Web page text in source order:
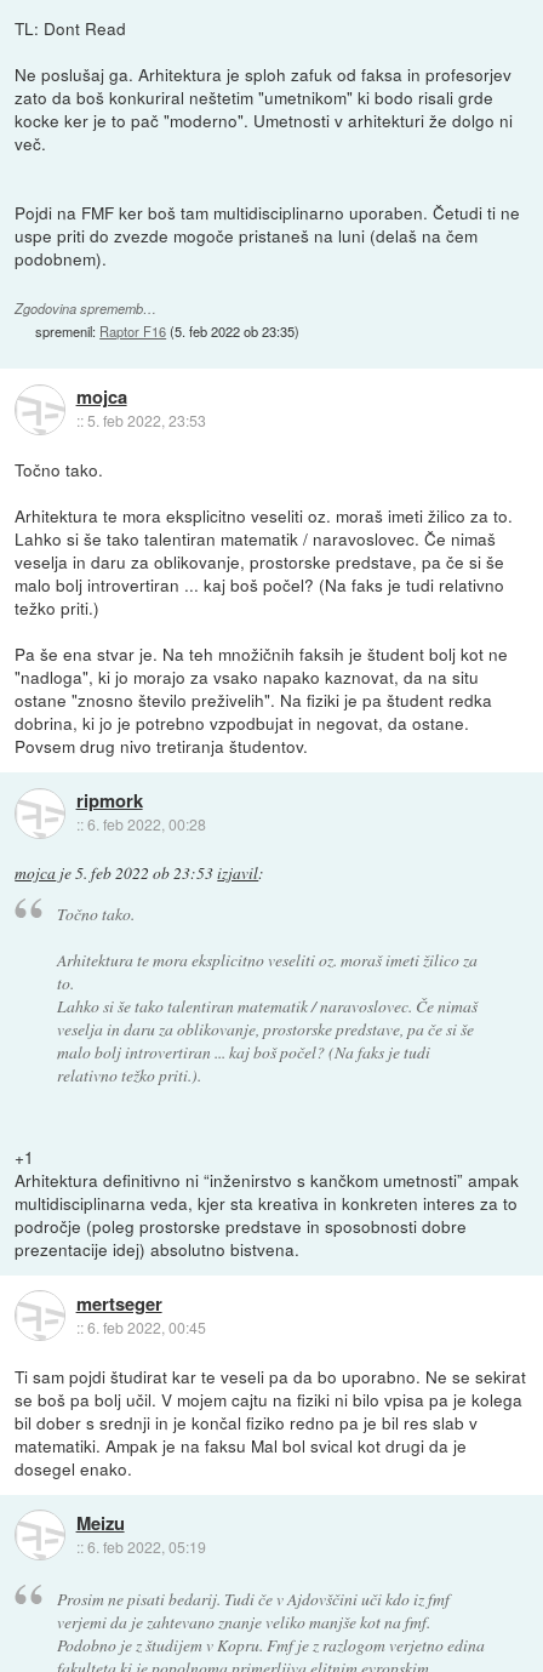
TL: Dont Read
Ne poslušaj ga. Arhitektura je sploh zafuk od faksa in profesorjev
zato da boš konkuriral neštetim "umetnikom" ki bodo risali grde
kocke ker je to pač "moderno". Umetnosti v arhitekturi že dolgo ni
več.
Pojdi na FMF ker boš tam multidisciplinarno uporaben. Četudi ti ne
uspe priti do zvezde mogoče pristaneš na luni (delaš na čem
podobnem).
Zgodovina sprememb…
spremenil: Raptor F16(5. feb 2022 ob 23:35)
mojca
::5. feb 2022, 23:53
Točno tako.
Arhitektura te mora eksplicitno veseliti oz. moraš imeti žilico za to.
Lahko si še tako talentiran matematik / naravoslovec. Če nimaš
veselja in daru za oblikovanje, prostorske predstave, pa če si še
malo bolj introvertiran ... kaj boš počel? (Na faks je tudi relativno
težko priti.)
Pa še ena stvar je. Na teh množičnih faksih je študent bolj kot ne
"nadloga", ki jo morajo za vsako napako kaznovat, da na situ
ostane "znosno število preživelih". Na fiziki je pa študent redka
dobrina, ki jo je potrebno vzpodbujat in negovat, da ostane.
Povsem drug nivo tretiranja študentov.
ripmork
::6. feb 2022, 00:28
mojca je5. feb 2022 ob 23:53izjavil:
Točno tako.
Arhitektura te mora eksplicitno veseliti oz. moraš imeti žilico za
to.
Lahko si še tako talentiran matematik / naravoslovec. Če nimaš
veselja in daru za oblikovanje, prostorske predstave, pa če si še
malo bolj introvertiran ... kaj boš počel? (Na faks je tudi
relativno težko priti.).
+1
Arhitektura definitivno ni “inženirstvo s kančkom umetnosti” ampak
multidisciplinarna veda, kjer sta kreativa in konkreten interes za to
področje (poleg prostorske predstave in sposobnosti dobre
prezentacije idej) absolutno bistvena.
mertseger
::6. feb 2022, 00:45
Ti sam pojdi študirat kar te veseli pa da bo uporabno. Ne se sekirat
se boš pa bolj učil. V mojem cajtu na fiziki ni bilo vpisa pa je kolega
bil dober s srednji in je končal fiziko redno pa je bil res slab v
matematiki. Ampak je na faksu Mal bol svical kot drugi da je
dosegel enako.
Meizu
::6. feb 2022, 05:19
Prosim ne pisati bedarij. Tudi če v Ajdovščini uči kdo iz fmf
verjemi da je zahtevano znanje veliko manjše kot na fmf.
Podobno je z študijem v Kopru. Fmf je z razlogom verjetno edina